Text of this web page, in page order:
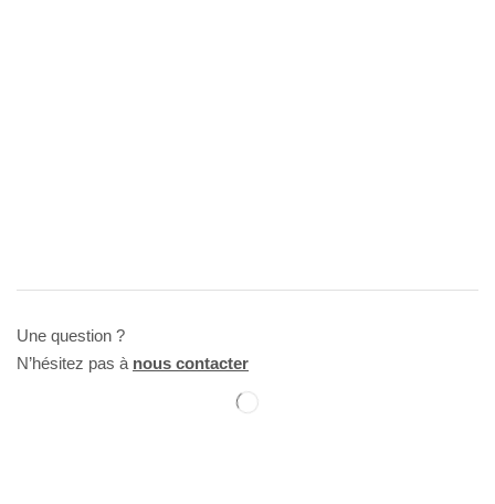
Une question ?
N’hésitez pas à nous contacter